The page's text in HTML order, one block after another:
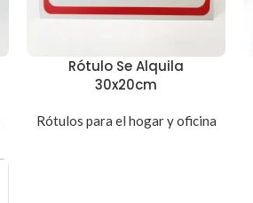
Rótulo Se Alquila
30x20cm
Rótulos para el hogar y oficina